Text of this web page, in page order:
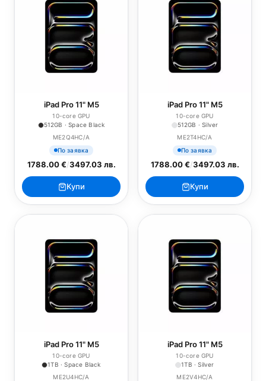
iPad Pro 11" M5
10-core GPU
512GB · Space Black
ME2Q4HC/A
По заявка
1788.00 €/3497.03 лв.
Купи
iPad Pro 11" M5
10-core GPU
512GB · Silver
ME2T4HC/A
По заявка
1788.00 €/3497.03 лв.
Купи
iPad Pro 11" M5
10-core GPU
1TB · Space Black
ME2U4HC/A
iPad Pro 11" M5
10-core GPU
1TB · Silver
ME2V4HC/A